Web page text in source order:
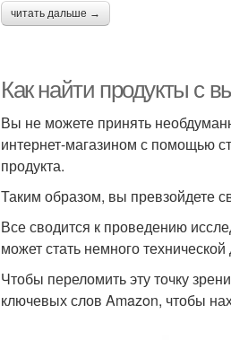
читать дальше →
Как найти продукты с
Вы не можете принять
интернет-магазином с помощью
продукта.
Таким образом, вы превзойдете
Все сводится к проведению
может стать немного
Чтобы переломить эту точку
ключевых слов Amazon, чтобы